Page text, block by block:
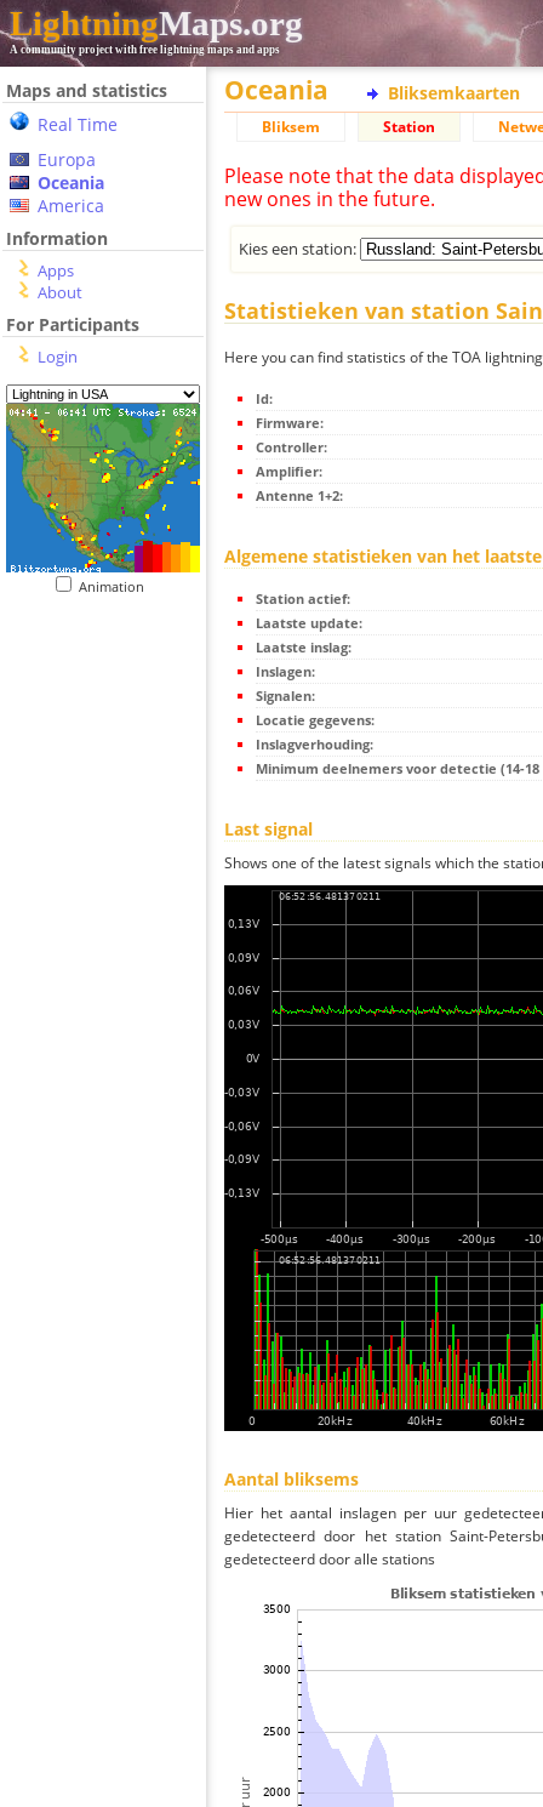
LightningMaps.org
A community project with free lightning maps and apps
Maps and statistics
Real Time
Europa
Oceania
America
Information
Apps
About
For Participants
Login
Animation
Oceania Bliksemkaarten
Bliksem Station
Please note that the data
new ones in the future.
Kies een station:
Statistieken van station
Here you can find statistics of the TOA
Id:
Firmware:
Controller:
Amplifier:
Antenne 1+2:
Algemene statistieken van het
Station actief:
Laatste update:
Laatste inslag:
Inslagen:
Signalen:
Locatie gegevens:
Inslagverhouding:
Minimum deelnemers voor detectie (14-
Last signal
Shows one of the latest signals which the
Aantal bliksems
Hier het aantal inslagen per uur
gedetecteerd door het station Saint-
gedetecteerd door alle stations